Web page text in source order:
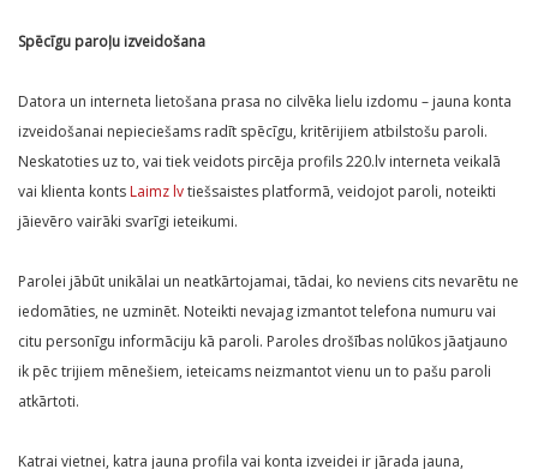
Spēcīgu paroļu izveidošana
Datora un interneta lietošana prasa no cilvēka lielu izdomu – jauna konta
izveidošanai nepieciešams radīt spēcīgu, kritērijiem atbilstošu paroli.
Neskatoties uz to, vai tiek veidots pircēja profils 220.lv interneta veikalā
vai klienta konts Laimz lvtiešsaistes platformā, veidojot paroli, noteikti
jāievēro vairāki svarīgi ieteikumi.
Parolei jābūt unikālai un neatkārtojamai, tādai, ko neviens cits nevarētu ne
iedomāties, ne uzminēt. Noteikti nevajag izmantot telefona numuru vai
citu personīgu informāciju kā paroli. Paroles drošības nolūkos jāatjauno
ik pēc trijiem mēnešiem, ieteicams neizmantot vienu un to pašu paroli
atkārtoti.
Katrai vietnei, katra jauna profila vai konta izveidei ir jārada jauna,